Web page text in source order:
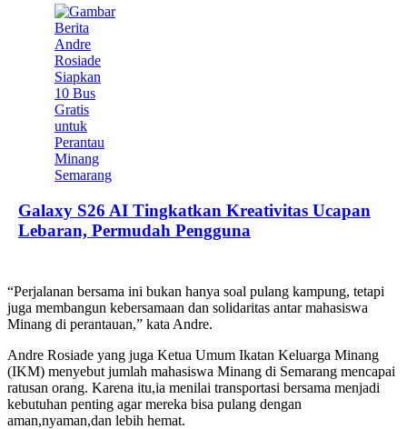
Galaxy S26 AI Tingkatkan Kreativitas Ucapan
Lebaran, Permudah Pengguna
“Perjalanan bersama ini bukan hanya soal pulang kampung, tetapi
juga membangun kebersamaan dan solidaritas antar mahasiswa
Minang di perantauan,” kata Andre.
Andre Rosiade yang juga Ketua Umum Ikatan Keluarga Minang
(IKM) menyebut jumlah mahasiswa Minang di Semarang mencapai
ratusan orang. Karena itu,ia menilai transportasi bersama menjadi
kebutuhan penting agar mereka bisa pulang dengan
aman,nyaman,dan lebih hemat.